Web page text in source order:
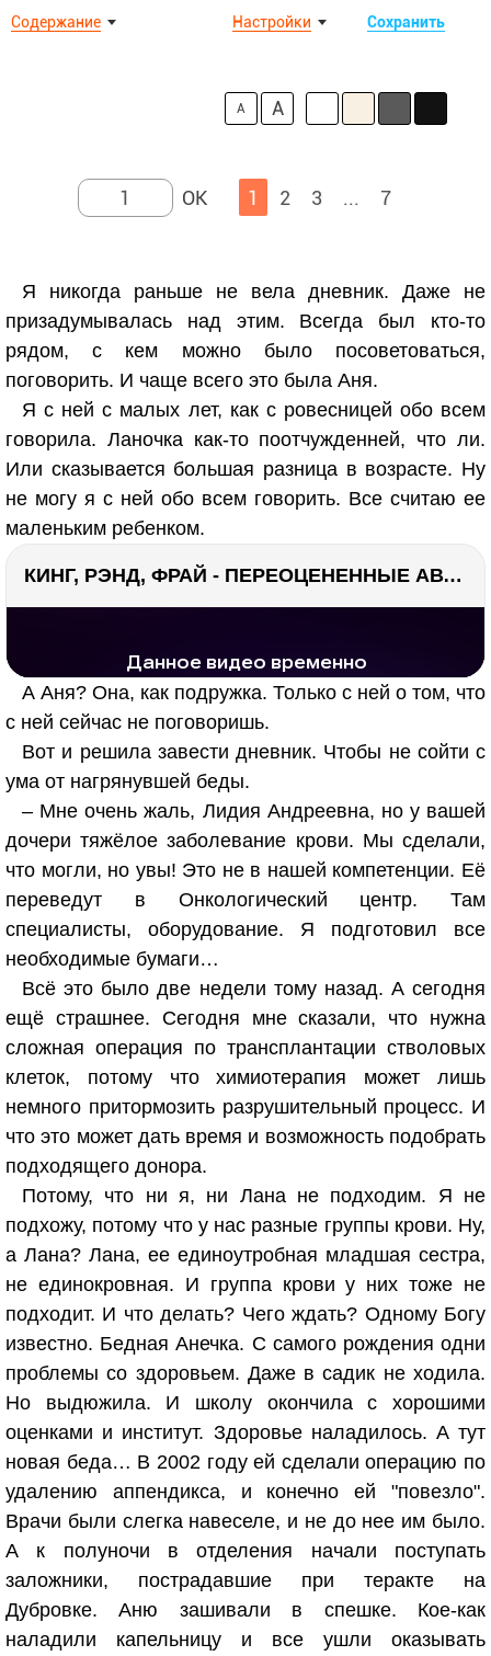
Содержание Сохранить
Настройки
A A
1 2 3 ... 7
Я никогда раньше не вела дневник. Даже не
призадумывалась над этим. Всегда был кто-то
рядом, с кем можно было посоветоваться,
поговорить. И чаще всего это была Аня.
Я с ней с малых лет, как с ровесницей обо всем
говорила. Ланочка как-то поотчужденней, что ли.
Или сказывается большая разница в возрасте. Ну
не могу я с ней обо всем говорить. Все считаю ее
маленьким ребенком.
КИНГ, РЭНД, ФРАЙ - ПЕРЕОЦЕНЕННЫЕ АВТОРЫ? ¯\_(ツ)_/¯
А Аня? Она, как подружка. Только с ней о том, что
с ней сейчас не поговоришь.
Вот и решила завести дневник. Чтобы не сойти с
ума от нагрянувшей беды.
– Мне очень жаль, Лидия Андреевна, но у вашей
дочери тяжёлое заболевание крови. Мы сделали,
что могли, но увы! Это не в нашей компетенции. Её
переведут в Онкологический центр. Там
специалисты, оборудование. Я подготовил все
необходимые бумаги…
Всё это было две недели тому назад. А сегодня
ещё страшнее. Сегодня мне сказали, что нужна
сложная операция по трансплантации стволовых
клеток, потому что химиотерапия может лишь
немного притормозить разрушительный процесс. И
что это может дать время и возможность подобрать
подходящего донора.
Потому, что ни я, ни Лана не подходим. Я не
подхожу, потому что у нас разные группы крови. Ну,
а Лана? Лана, ее единоутробная младшая сестра,
не единокровная. И группа крови у них тоже не
подходит. И что делать? Чего ждать? Одному Богу
известно. Бедная Анечка. С самого рождения одни
проблемы со здоровьем. Даже в садик не ходила.
Но выдюжила. И школу окончила с хорошими
оценками и институт. Здоровье наладилось. А тут
новая беда… В 2002 году ей сделали операцию по
удалению аппендикса, и конечно ей "повезло".
Врачи были слегка навеселе, и не до нее им было.
А к полуночи в отделения начали поступать
заложники, пострадавшие при теракте на
Дубровке. Аню зашивали в спешке. Кое-как
наладили капельницу и все ушли оказывать